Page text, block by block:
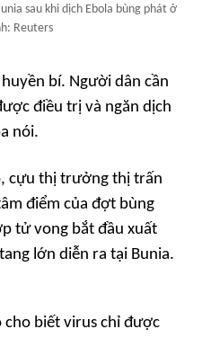
sau khi dịch Ebola bùng phát ở
Reuters
bí. Người dân cần
điều trị và ngăn dịch
nói.
cựu thị trưởng thị trấn
điểm của đợt bùng
tử vong bắt đầu xuất
lớn diễn ra tại Bunia.
cho biết virus chỉ được